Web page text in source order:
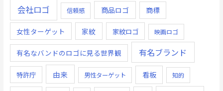
会社ロゴ 信頼感 商品ロゴ 商標
女性ターゲット 家紋 家紋ロゴ 映画ロゴ
有名なバンドのロゴに見る世界観 有名ブランド
特許庁 由来 男性ターゲット 看板 知的